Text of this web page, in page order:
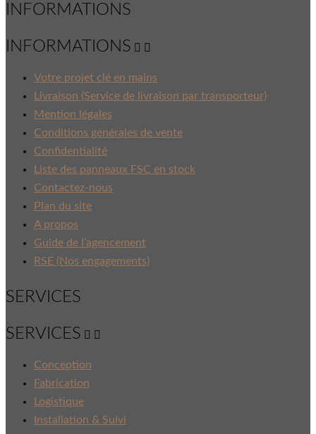
INFORMATIONS
INFORMATIONS  
Votre projet clé en mains
Livraison (Service de livraison par transporteur)
Mention légales
Conditions générales de vente
Confidentialité
Liste des panneaux FSC en stock
Contactez-nous
Plan du site
A propos
Guide de l’agencement
RSE (Nos engagements)
SERVICES
SERVICES  
Conception
Fabrication
Logistique
Installation & Suivi